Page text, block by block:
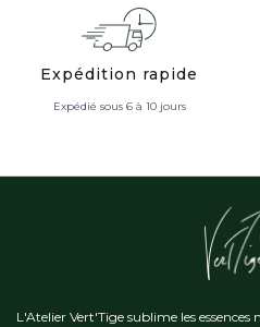
Expédition rapide
Expédié sous 6 à 10 jours
L'Atelier Vert'Tige sublime les